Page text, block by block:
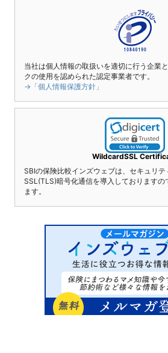
当社は個人情報の取扱いを適切に行う企業
クの使用を認められた認定事業者です。
→「個人情報保護方針」
WildcardSSL
SBIの保険比較インズウェブは、セキュリ
SSL(TLS)暗号化通信を導入しておりますの
ます。